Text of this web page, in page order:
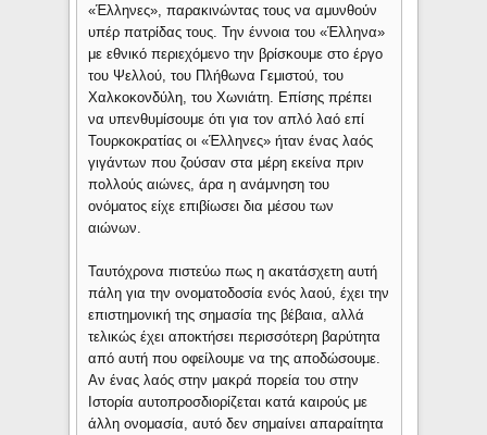
«Έλληνες», παρακινώντας τους να αμυνθούν
υπέρ πατρίδας τους. Την έννοια του «Έλληνα»
με εθνικό περιεχόμενο την βρίσκουμε στο έργο
του Ψελλού, του Πλήθωνα Γεμιστού, του
Χαλκοκονδύλη, του Χωνιάτη. Επίσης πρέπει
να υπενθυμίσουμε ότι για τον απλό λαό επί
Τουρκοκρατίας οι «Έλληνες» ήταν ένας λαός
γιγάντων που ζούσαν στα μέρη εκείνα πριν
πολλούς αιώνες, άρα η ανάμνηση του
ονόματος είχε επιβίωσει δια μέσου των
αιώνων.
Ταυτόχρονα πιστεύω πως η ακατάσχετη αυτή
πάλη για την ονοματοδοσία ενός λαού, έχει την
επιστημονική της σημασία της βέβαια, αλλά
τελικώς έχει αποκτήσει περισσότερη βαρύτητα
από αυτή που οφείλουμε να της αποδώσουμε.
Αν ένας λαός στην μακρά πορεία του στην
Ιστορία αυτοπροσδιορίζεται κατά καιρούς με
άλλη ονομασία, αυτό δεν σημαίνει απαραίτητα